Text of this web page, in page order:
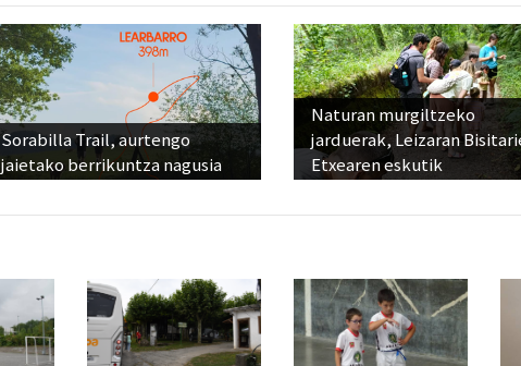
Sorabilla Trail, aurtengo
jaietako berrikuntza nagusia
Naturan murgiltzeko
jarduerak, Leizaran
Etxearen eskutik